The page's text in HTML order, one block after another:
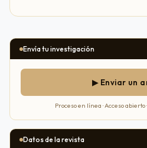
Envía tu investigación
▶ Enviar un
Proceso en línea · Acceso
Datos de la revista